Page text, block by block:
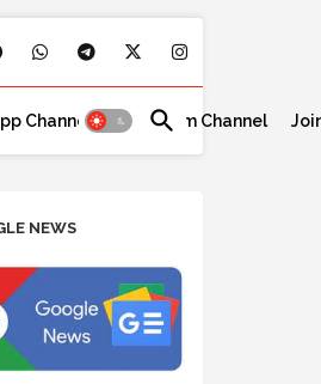
Channel Telegram Channel
NEWS